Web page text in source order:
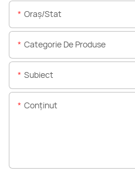
Oraș/stat
Categorie De Produse
Subiect
Conţinut